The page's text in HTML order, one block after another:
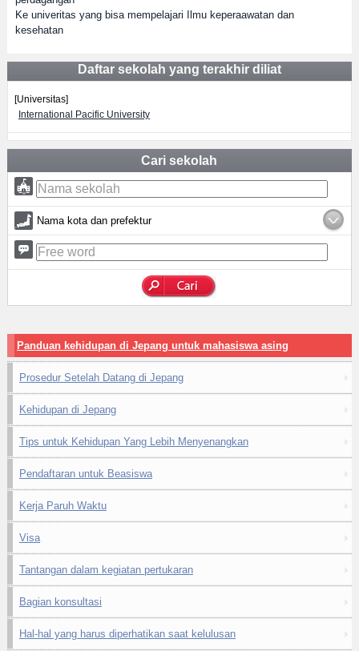
Ke univeritas yang bisa mempelajari Ilmu keperaawatan dan
kesehatan
Daftar sekolah yang terakhir diliat
[Universitas]
International Pacific University
Cari sekolah
Nama kota dan prefektur
Panduan kehidupan di Jepang untuk mahasiswa asing
Prosedur Setelah Datang di Jepang
Kehidupan di Jepang
Tips untuk Kehidupan Yang Lebih Menyenangkan
Pendaftaran untuk Beasiswa
Kerja Paruh Waktu
Visa
Tantangan dalam kegiatan pertukaran
Bagian konsultasi
Hal-hal yang harus diperhatikan saat kelulusan